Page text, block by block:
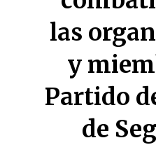
las
y
Partido
de